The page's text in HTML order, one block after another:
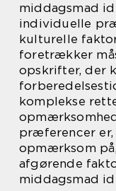
middagsmad
individuelle
kulturelle
foretrækker
opskrifter, der
komplekse
præferencer
opmærksom
afgørende
middagsmad